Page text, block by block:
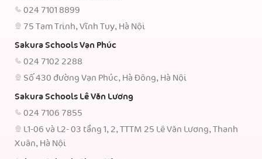
024 7101 8899
75 Tam Trinh, Vĩnh Tuy, Hà Nội
Sakura Schools Vạn Phúc
024 7102 2288
Số 430 đường Vạn Phúc, Hà Đông, Hà Nội
Sakura Schools Lê Văn Lương
024 7106 7855
L1-06 và L2- 03 tầng 1, 2, TTTM 25 Lê Văn Lương, Thanh
Xuân, Hà Nội